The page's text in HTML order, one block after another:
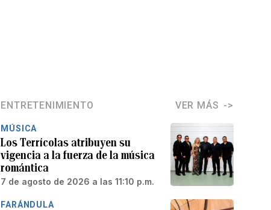
ENTRETENIMIENTO VER MÁS
MÚSICA
Los Terrícolas atribuyen su
vigencia a la fuerza de la música
romántica
7 de agosto de 2026 a las 11:10 p.m.
FARÁNDULA